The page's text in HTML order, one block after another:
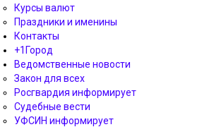
Курсы валют
Праздники и именины
Контакты
+1Город
Ведомственные новости
Закон для всех
Росгвардия информирует
Судебные вести
УФСИН информирует